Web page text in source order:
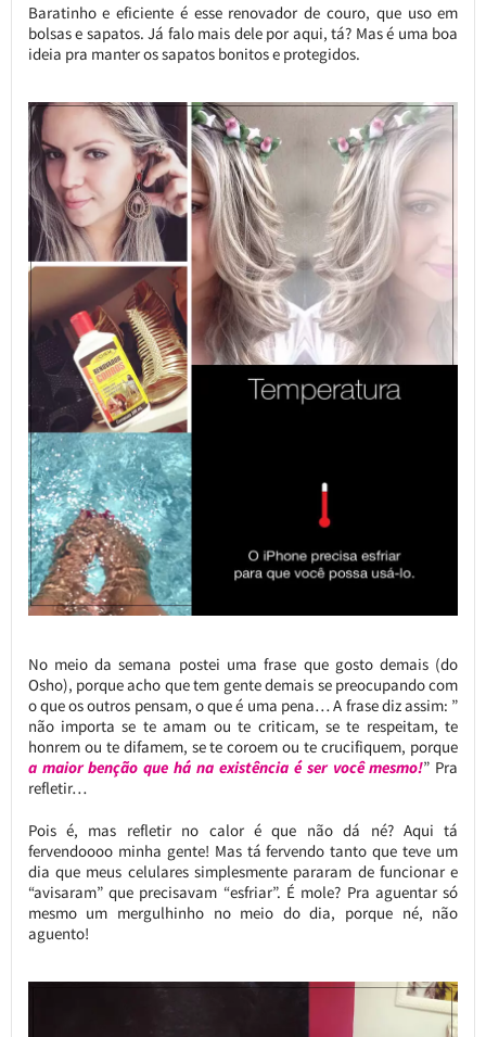
Baratinho e eficiente é esse renovador de couro, que uso em
bolsas e sapatos. Já falo mais dele por aqui, tá? Mas é uma boa
ideia pra manter os sapatos bonitos e protegidos.
No meio da semana postei uma frase que gosto demais (do
Osho), porque acho que tem gente demais se preocupando com
o que os outros pensam, o que é uma pena… A frase diz assim: ”
não importa se te amam ou te criticam, se te respeitam, te
honrem ou te difamem, se te coroem ou te crucifiquem, porque
a maior benção que há na existência é ser você mesmo!” Pra
refletir…
Pois é, mas refletir no calor é que não dá né? Aqui tá
fervendoooo minha gente! Mas tá fervendo tanto que teve um
dia que meus celulares simplesmente pararam de funcionar e
“avisaram” que precisavam “esfriar”. É mole? Pra aguentar só
mesmo um mergulhinho no meio do dia, porque né, não
aguento!